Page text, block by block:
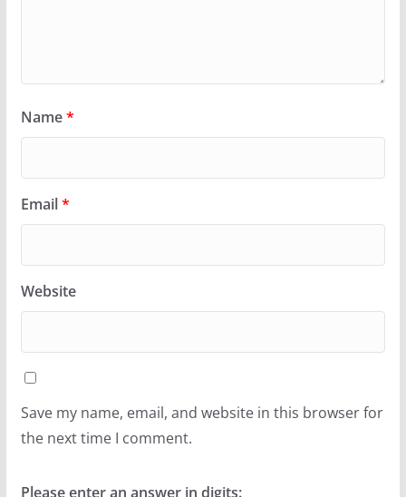
Name*
Email*
Website
Save my name, email, and website in this browser for
the next time I comment.
Please enter an answer in digits: